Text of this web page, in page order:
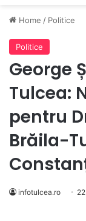
Home / Politice
Politice
George
Tulcea:
pentru
Brăila-
infotulcea.ro